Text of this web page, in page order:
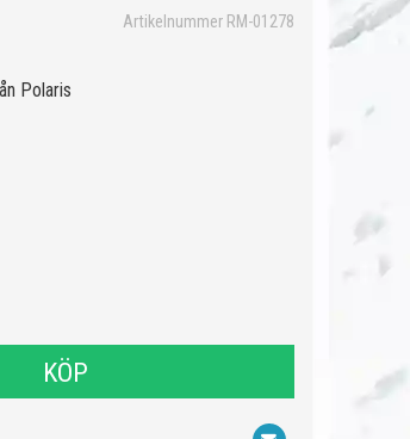
Artikelnummer RM-01278
Polaris
KÖP